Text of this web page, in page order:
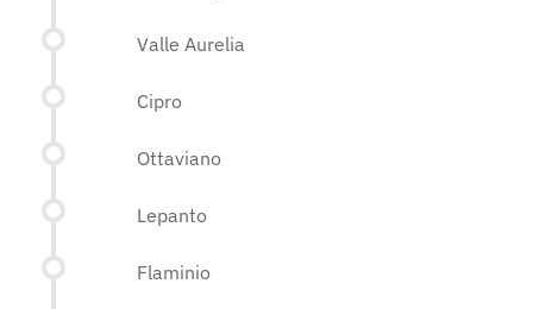
Valle Aurelia
Cipro
Ottaviano
Lepanto
Flaminio